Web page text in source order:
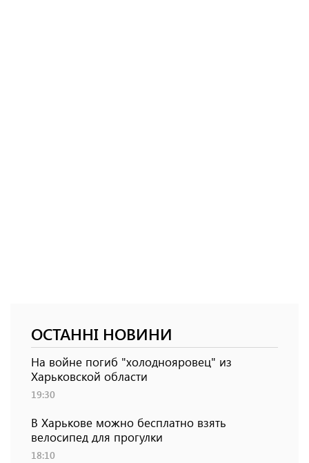
ОСТАННІ НОВИНИ
На войне погиб "холоднояровец" из
Харьковской области
19:30
В Харькове можно бесплатно взять
велосипед для прогулки
18:10